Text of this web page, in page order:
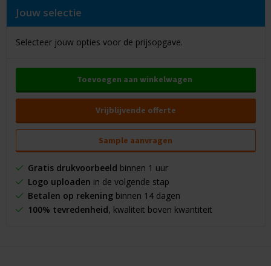
Jouw selectie
Selecteer jouw opties voor de prijsopgave.
Toevoegen aan winkelwagen
Vrijblijvende offerte
Sample aanvragen
Gratis drukvoorbeeld binnen 1 uur
Logo uploaden in de volgende stap
Betalen op rekeningbinnen 14 dagen
100% tevredenheid, kwaliteit boven kwantiteit